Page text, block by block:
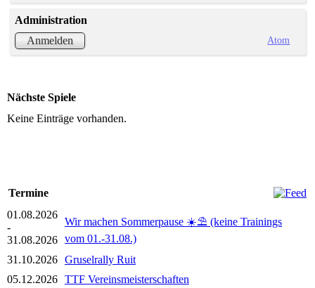
Administration
Anmelden
Atom
Nächste Spiele
Keine Einträge vorhanden.
Termine
01.08.2026
-
31.08.2026
Wir machen Sommerpause ☀️⛱️ (keine Trainings
vom 01.-31.08.)
31.10.2026 Gruselrally Ruit
05.12.2026 TTF Vereinsmeisterschaften